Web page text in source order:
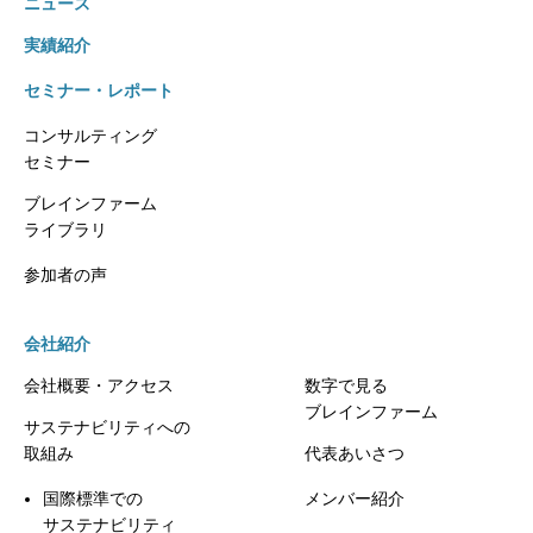
実績紹介
セミナー・レポート
コンサルティング
セミナー
ブレインファーム
ライブラリ
参加者の声
会社紹介
会社概要・アクセス
サステナビリティへの
取組み
国際標準での
サステナビリティ
数字で見る
ブレインファーム
代表あいさつ
メンバー紹介